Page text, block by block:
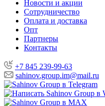
Новости и акции
Сотрудничество
Оплата и доставка
Опт
Партнеры
Контакты
+7 845 239-99-63
sahinov.group.im@mail.ru